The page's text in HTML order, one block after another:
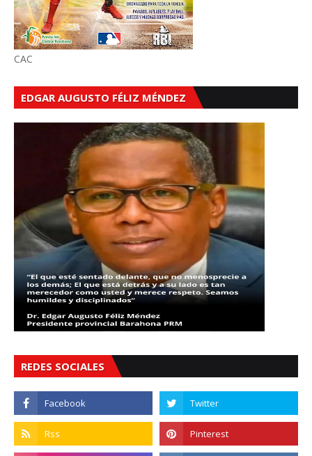
CAC
EDGAR AUGUSTO FÉLIZ MÉNDEZ
REDES SOCIALES